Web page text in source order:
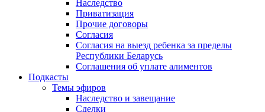
Наследство
Приватизация
Прочие договоры
Согласия
Согласия на выезд ребенка за пределы
Республики Беларусь
Соглашения об уплате алиментов
Подкасты
Темы эфиров
Наследство и завещание
Сделки